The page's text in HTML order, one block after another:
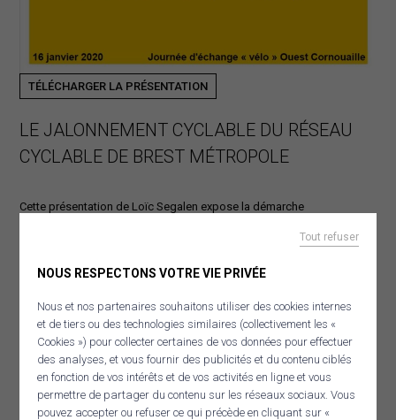
NOUS RESPECTONS VOTRE VIE PRIVÉE
Nous et nos partenaires souhaitons utiliser des cookies internes
et de tiers ou des technologies similaires (collectivement les «
Cookies ») pour collecter certaines de vos données pour effectuer
des analyses, et vous fournir des publicités et du contenu ciblés
en fonction de vos intérêts et de vos activités en ligne et vous
permettre de partager du contenu sur les réseaux sociaux. Vous
pouvez accepter ou refuser ce qui précède en cliquant sur «
Tout refuser
TÉLÉCHARGER LA PRÉSENTATION
LE JALONNEMENT CYCLABLE DU RÉSEAU
CYCLABLE DE BREST MÉTROPOLE
Cette présentation de Loïc Segalen expose la démarche
Dans le cadre de sa politique cyclable la métropole a jalonné un
qui forment un réseau cyclable.
Le jalonnement assure également l’interconnexion avec la Véloroute
V5 La Littorale.